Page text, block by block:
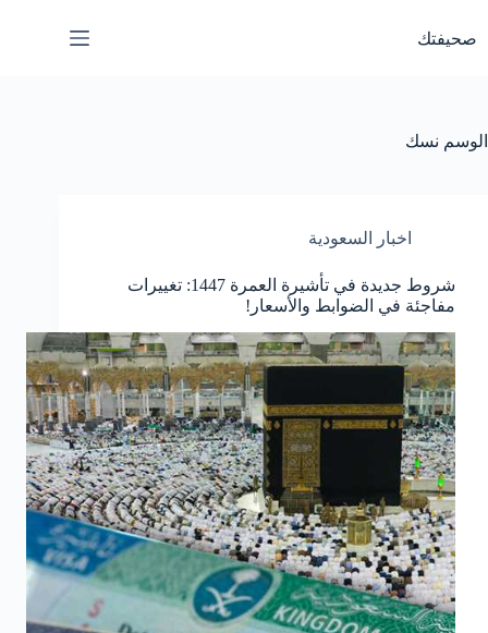
المحتوى
صحيفتك
الوسم نسك
اخبار السعودية
شروط جديدة في تأشيرة العمرة 1447: تغييرات
مفاجئة في الضوابط والأسعار!